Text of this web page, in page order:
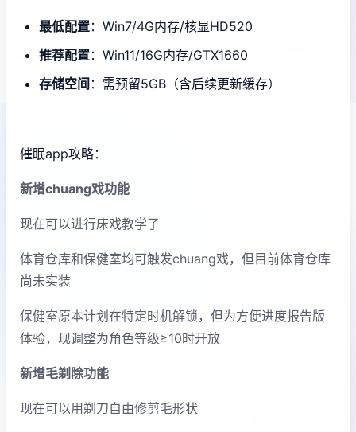
​最低配置​​：Win7/4G内存/核显HD520
​推荐配置​​：Win11/16G内存/GTX1660
​存储空间​ ​：需预留5GB（含后续更新缓存）
催眠app攻略：
新增chuang戏功能
现在可以进行床戏教学了
体育仓库和保健室均可触发chuang戏，但目前体育仓库
尚未实装
保健室原本计划在特定时机解锁，但为方便进度报告版
体验，现调整为角色等级≥10时开放
新增毛剃除功能
现在可以用剃刀自由修剪毛形状